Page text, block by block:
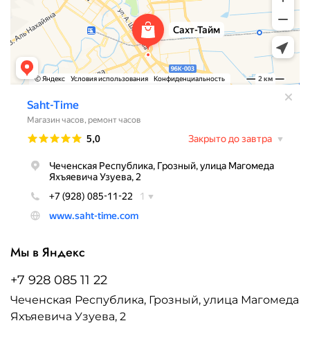
Мы в Яндекс
+7 928 085 11 22
Чеченская Республика, Грозный, улица Магомеда
Яхъяевича Узуева, 2